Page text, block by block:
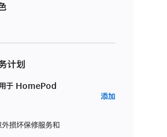
计划
于 HomePod
损坏保修服务和
添加AppleCare+